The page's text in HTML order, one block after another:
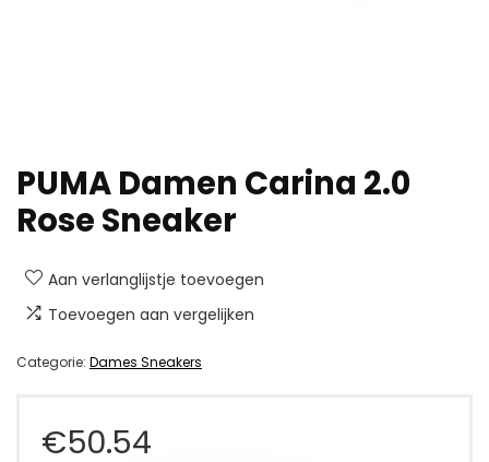
PUMA Damen Carina 2.0
Rose Sneaker
Aan verlanglijstje toevoegen
Toevoegen aan vergelijken
Categorie: Dames Sneakers
€50.54